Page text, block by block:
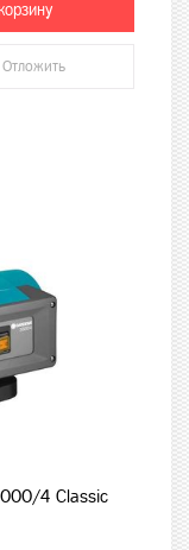
Отложить
4 Classic